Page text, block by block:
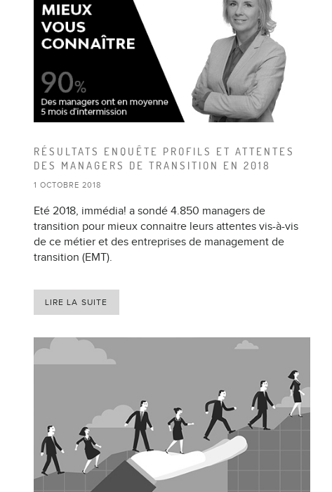
RÉSULTATS ENQUÊTE PROFILS ET ATTENTES
DES MANAGERS DE TRANSITION EN 2018
1 OCTOBRE 2018
Eté 2018, immédia! a sondé 4.850 managers de
transition pour mieux connaitre leurs attentes vis-à-vis
de ce métier et des entreprises de management de
transition (EMT).
LIRE LA SUITE